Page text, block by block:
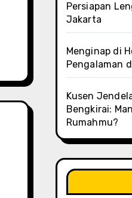
Persiapan
Jakarta
Menginap di
Pengalaman
Kusen
Bengkirai:
Rumahmu?